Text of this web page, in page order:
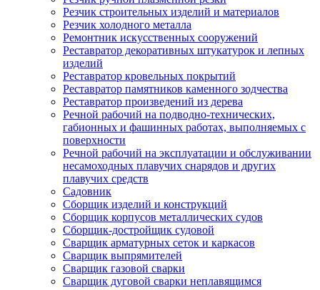
Резчик строительных изделий и материалов
Резчик холодного металла
Ремонтник искусственных сооружений
Реставратор декоративных штукатурок и лепных
изделий
Реставратор кровельных покрытий
Реставратор памятников каменного зодчества
Реставратор произведений из дерева
Речной рабочий на подводно-технических,
габионных и фашинных работах, выполняемых с
поверхности
Речной рабочий на эксплуатации и обслуживании
несамоходных плавучих снарядов и других
плавучих средств
Садовник
Сборщик изделий и конструкций
Сборщик корпусов металлических судов
Сборщик-достройщик судовой
Сварщик арматурных сеток и каркасов
Сварщик выпрямителей
Сварщик газовой сварки
Сварщик дуговой сварки неплавящимся